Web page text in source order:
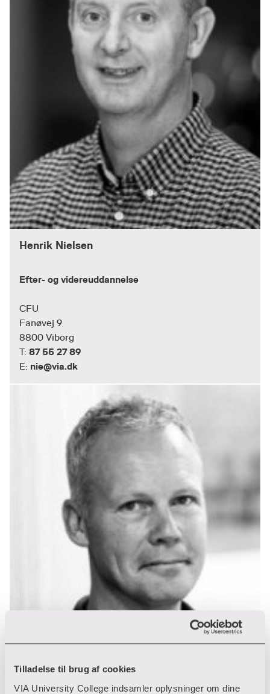
Tilladelse til brug af cookies
VIA University College indsamler oplysninger om dine
Henrik Nielsen
Efter- og videreuddannelse
CFU
Fanøvej 9
8800 Viborg
T: 87 55 27 89
E: nie@via.dk